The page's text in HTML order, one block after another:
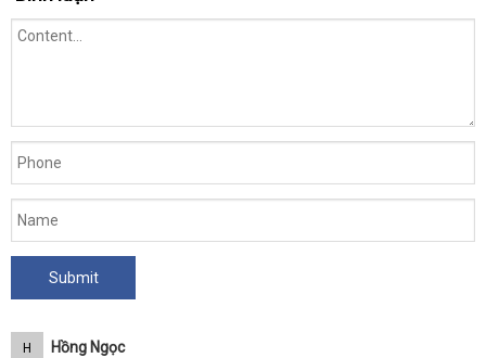
H Hồng Ngọc